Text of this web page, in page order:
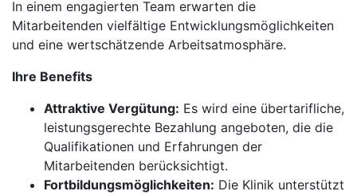
In einem engagierten Team erwarten die
Mitarbeitenden vielfältige Entwicklungsmöglichkeiten
und eine wertschätzende Arbeitsatmosphäre.
Ihre Benefits
Attraktive Vergütung: Es wird eine übertarifliche,
leistungsgerechte Bezahlung angeboten, die die
Qualifikationen und Erfahrungen der
Mitarbeitenden berücksichtigt.
Fortbildungsmöglichkeiten: Die Klinik unterstützt